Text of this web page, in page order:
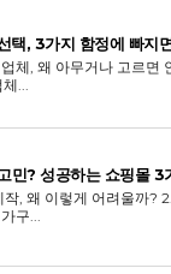
택, 3가지 함정에 빠지
...
민? 성공하는 쇼핑몰 3
작, 왜 이렇게 어려울까?
구...